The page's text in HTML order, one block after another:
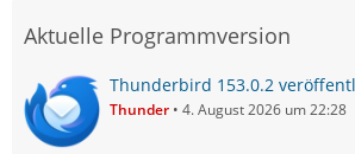
Aktuelle Programmversion
Thunderbird 153.0.2
Thunder 4. August 2026 um 22:28